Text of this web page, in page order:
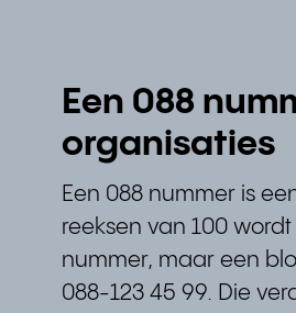
Een 088
organisaties
Een 088 nummer is
reeksen van 100
nummer, maar een
088-123 45 99. Die